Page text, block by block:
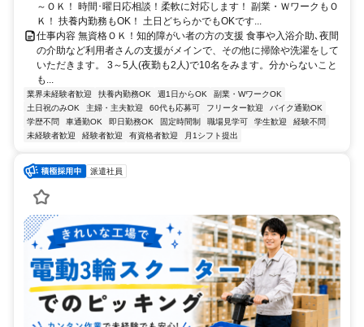
～ＯＫ！ 時間･曜日応相談！柔軟に対応します！ 副業・ＷワークもＯ
Ｋ！ 扶養内勤務もOK！ 土日どちらかでもOKです...
仕事内容 無資格ＯＫ！知的障がい者の方の支援 食事や入浴介助､夜間
の介助など利用者さんの支援がメインで、その他に掃除や洗濯をして
いただきます。 3～5人(夜勤も2人)で10名をみます。分からないこと
も...
業界未経験者歓迎 扶養内勤務OK 週1日からOK
副業・WワークOK
土日祝のみOK
主婦・主夫歓迎 60代も応募可 フリーター歓迎
バイク通勤OK
学歴不問
車通勤OK 即日勤務OK 固定時間制 職場見学可 学生歓迎
経験不問
未経験者歓迎
経験者歓迎 有資格者歓迎 月1シフト提出
派遣社員